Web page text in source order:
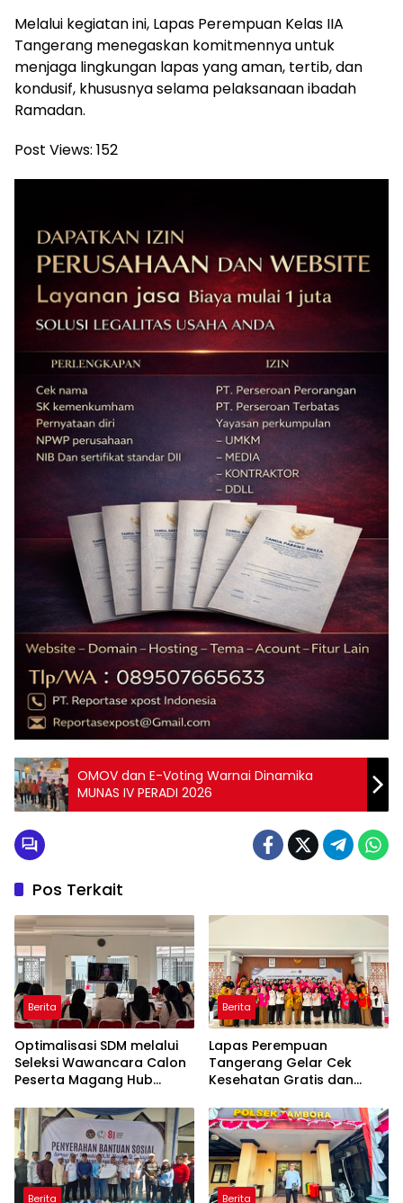
Melalui kegiatan ini, Lapas Perempuan Kelas IIA
Tangerang menegaskan komitmennya untuk
menjaga lingkungan lapas yang aman, tertib, dan
kondusif, khususnya selama pelaksanaan ibadah
Ramadan.
Post Views: 152
OMOV dan E-Voting Warnai Dinamika
MUNAS IV PERADI 2026
Pos Terkait
Berita
Optimalisasi SDM melalui
Seleksi Wawancara Calon
Peserta Magang Hub
2026
Berita
Lapas Perempuan
Tangerang Gelar Cek
Kesehatan Gratis dan
DNA bagi Petugas dan
Warga Binaan
Berita Berita